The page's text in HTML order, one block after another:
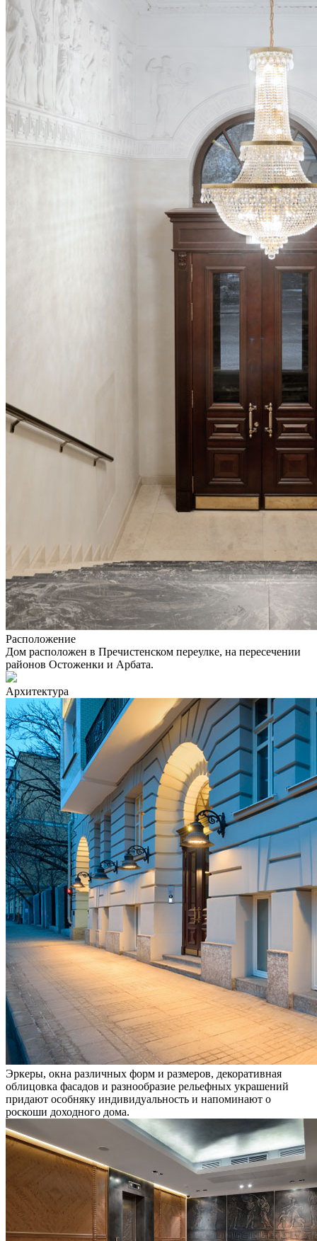
Расположение
Дом расположен в Пречистенском переулке, на пересечении
районов Остоженки и Арбата.
Архитектура
Эркеры, окна различных форм и размеров, декоративная
облицовка фасадов и разнообразие рельефных украшений
придают особняку индивидуальность и напоминают о
роскоши доходного дома.